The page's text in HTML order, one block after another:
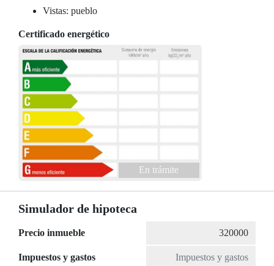
Vistas: pueblo
Certificado energético
En trámite
Simulador de hipoteca
Precio inmueble
Impuestos y gastos